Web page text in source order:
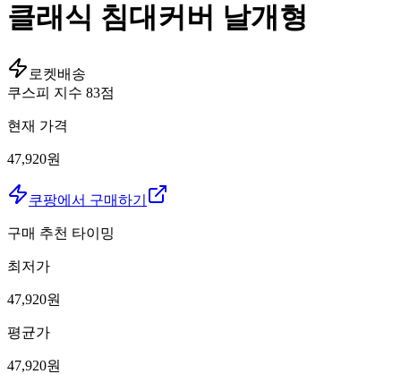
클래식 침대커버 날개형
로켓배송
쿠스피 지수 83점
현재 가격
47,920원
쿠팡에서 구매하기
구매 추천 타이밍
최저가
47,920원
평균가
47,920원